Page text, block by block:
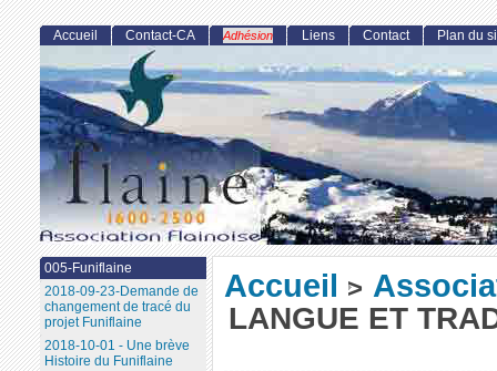
Accueil >
LANGUE ET
Accueil Contact-CA Adhésion Liens Contact Plan du
005-Funiflaine
2018-09-23-Demande de
changement de tracé du
projet Funiflaine
2018-10-01 - Une brève
Histoire du Funiflaine